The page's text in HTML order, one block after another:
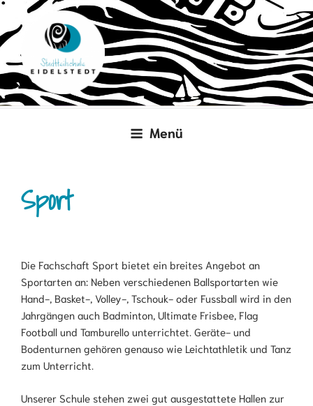
Zum
Inhalt
springen
Menü
Sport
Die Fachschaft Sport bietet ein breites Angebot an
Sportarten an: Neben verschiedenen Ballsportarten wie
Hand-, Basket-, Volley-, Tschouk- oder Fussball wird in den
Jahrgängen auch Badminton, Ultimate Frisbee, Flag
Football und Tamburello unterrichtet. Geräte- und
Bodenturnen gehören genauso wie Leichtathletik und Tanz
zum Unterricht.
Unserer Schule stehen zwei gut ausgestattete Hallen zur